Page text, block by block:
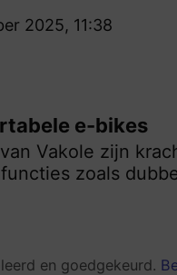
2025, 11:38
e-bikes
Vakole zijn
zoals
en goedgekeurd.